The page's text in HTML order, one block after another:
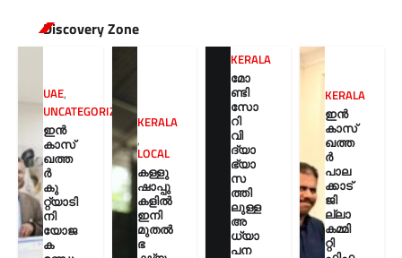
Discovery Zone
UAE,
UNCATEGORIZED
ഇൻ
കാസ്
ഖത്ത
ർ
കു
റ്റ്യാടി
നി
യോജ
ക
KERALA
,
LOCAL
കള്ളു
ഷാപ്പു
കളിൽ
ഇനി
മുതൽ
ഭ
KERALA
മോ
ണ്ടി
സോ
റി
വി
ദ്യാ
ഭ്യാ
സ
ത്തി
ലുള്ള
അ
ധ്യാ
പന
KERALA
ഇൻ
കാസ്
ഖത്ത
ർ
പാല
ക്കാട്
ജി
ല്ലാ
കമ്മി
റ്റി